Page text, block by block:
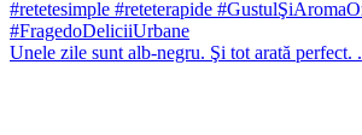
Unele zile sunt alb-negru. Şi tot arată perfect. .